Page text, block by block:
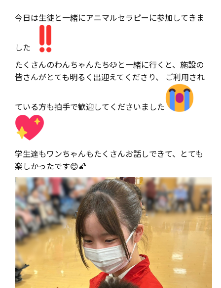
今日は生徒と一緒にアニマルセラピーに参加してきま
した
たくさんのわんちゃんたち🐶と一緒に行くと、施設の
皆さんがとても明るく出迎えてくださり、 ご利用され
ている方も拍手で歓迎してくださいました
学生達もワンちゃんもたくさんお話しできて、とても
楽しかったです😊🌠